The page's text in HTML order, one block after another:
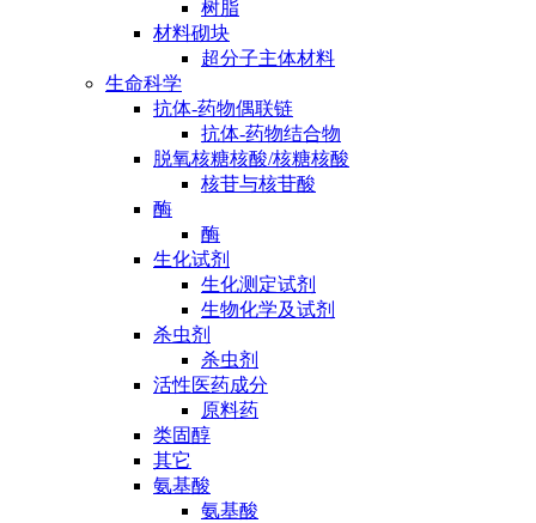
树脂
材料砌块
超分子主体材料
生命科学
抗体-药物偶联链
抗体-药物结合物
脱氧核糖核酸/核糖核酸
核苷与核苷酸
酶
酶
生化试剂
生化测定试剂
生物化学及试剂
杀虫剂
杀虫剂
活性医药成分
原料药
类固醇
其它
氨基酸
氨基酸